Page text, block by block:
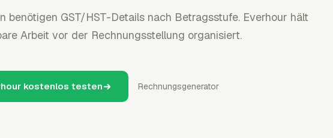
benötigen GST/HST-Details nach Betragsstufe. Everhour hält
Arbeit vor der Rechnungsstellung organisiert.
kostenlos testen Rechnungsgenerator